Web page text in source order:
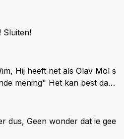
ze daar zo'n 75 miljo
me nog h
van deze wereld dit
volledig hebben gemist.
Sluiten!
Mol s
mening" Het kan best dat
Maar in een tijd zonder r
dus, Geen wonder dat ie gee